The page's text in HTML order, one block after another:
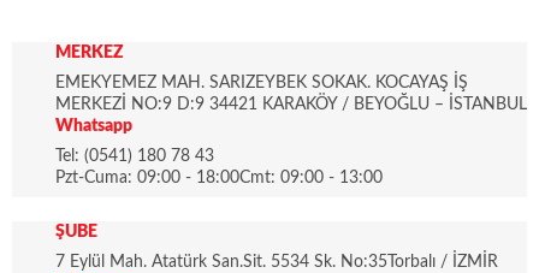
MERKEZ
EMEKYEMEZ MAH. SARIZEYBEK SOKAK. KOCAYAŞ İŞ
MERKEZİ NO:9 D:9 34421 KARAKÖY / BEYOĞLU – İSTANBUL
Whatsapp
Tel: (0541) 180 78 43
Pzt-Cuma: 09:00 - 18:00Cmt: 09:00 - 13:00
ŞUBE
7 Eylül Mah. Atatürk San.Sit. 5534 Sk. No:35Torbalı / İZMİR